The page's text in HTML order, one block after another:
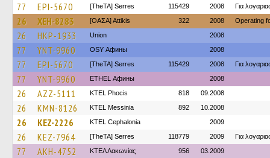
77 EPI-5670 [TheTA] Serres 115429 2008 Για
26 XEH-8283 [ΟΑΣΑ] Αttikis 322 2008 Operating
26 HKP-1933 Union 2008
77 YNT-9960 OSY Афины 2008
77 EPI-5670 [TheTA] Serres 115429 2008 Για
77 YNT-9960 ETHEL Афины 2008
26 AZZ-5111 ΚΤΕL Phocis 818 09.2008
26 KMN-8126 KTEL Messinia 892 10.2008
26 KEZ-2226 KTEL Cephalonia 2009
26 KEZ-7964 [TheTA] Serres 118779 2009 Για
77 AKH-4752 ΚΤΕΛ Λακωνίας 956 03.2009